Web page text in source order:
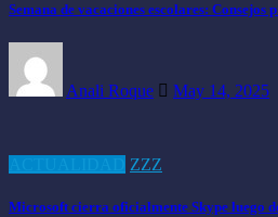
Semana de vacaciones escolares:
Anali Roque May 14, 2025
ZZZ
Microsoft cierra oficialmente Skype luego